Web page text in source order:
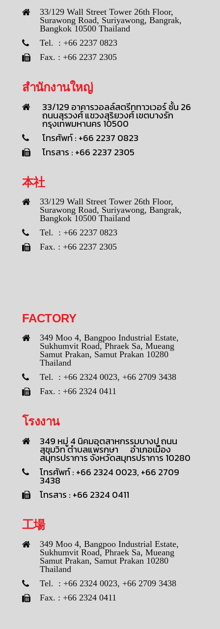
33/129 Wall Street Tower 26th Floor,
Surawong Road, Suriyawong, Bangrak,
Bangkok 10500 Thailand
Tel. : +66 2237 0823
Fax. : +66 2237 2305
สำนักงานใหญ่
33/129 อาคารวอลล์สตรีททาวเวอร์ ชั้น 26
ถนนสุรวงศ์ แขวงสุริยวงศ์ เขตบางรัก
กรุงเทพมหานคร 10500
โทรศัพท์ : +66 2237 0823
โทรสาร : +66 2237 2305
本社
33/129 Wall Street Tower 26th Floor,
Surawong Road, Suriyawong, Bangrak,
Bangkok 10500 Thailand
Tel. : +66 2237 0823
Fax. : +66 2237 2305
FACTORY
349 Moo 4, Bangpoo Industrial Estate,
Sukhumvit Road, Phraek Sa, Mueang
Samut Prakan, Samut Prakan 10280
Thailand
Tel. : +66 2324 0023, +66 2709 3438
Fax. : +66 2324 0411
โรงงาน
349 หมู่ 4 นิคมอุตสาหกรรมบางปู ถนน
สุขุมวิท ตำบลแพรกษา อำเภอเมือง
สมุทรปราการ จังหวัดสมุทรปราการ 10280
โทรศัพท์ : +66 2324 0023, +66 2709
3438
โทรสาร : +66 2324 0411
工場
349 Moo 4, Bangpoo Industrial Estate,
Sukhumvit Road, Phraek Sa, Mueang
Samut Prakan, Samut Prakan 10280
Thailand
Tel. : +66 2324 0023, +66 2709 3438
Fax. : +66 2324 0411